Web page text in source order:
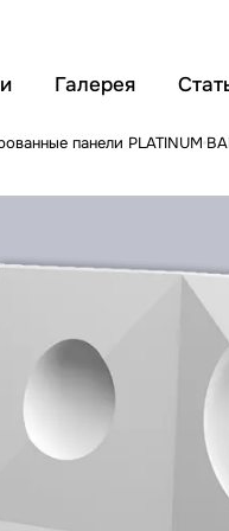
Галерея
панели PLATINUM